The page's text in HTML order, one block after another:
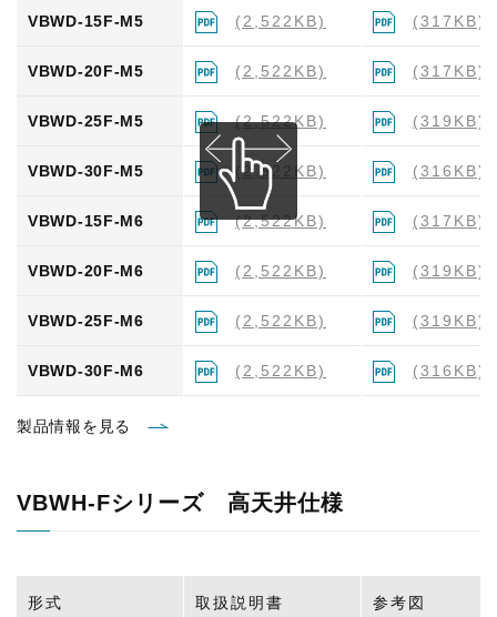
VBWD-15F-M5 (2,522KB) (317KB)
VBWD-20F-M5 (2,522KB) (317KB)
VBWD-25F-M5 (2,522KB) (319KB)
VBWD-30F-M5 (2,522KB) (316KB)
VBWD-15F-M6 (2,522KB) (317KB)
VBWD-20F-M6 (2,522KB) (319KB)
VBWD-25F-M6 (2,522KB) (319KB)
VBWD-30F-M6 (2,522KB) (316KB)
製品情報を見る
VBWH-Fシリーズ 高天井仕様
形式 取扱説明書 参考図